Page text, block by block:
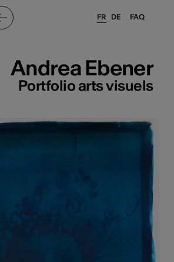
FAQ
FR DE
Andrea Ebener
Portfolio arts visuels